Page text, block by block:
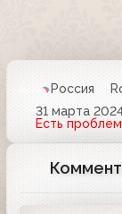
Россия
31 марта
Есть